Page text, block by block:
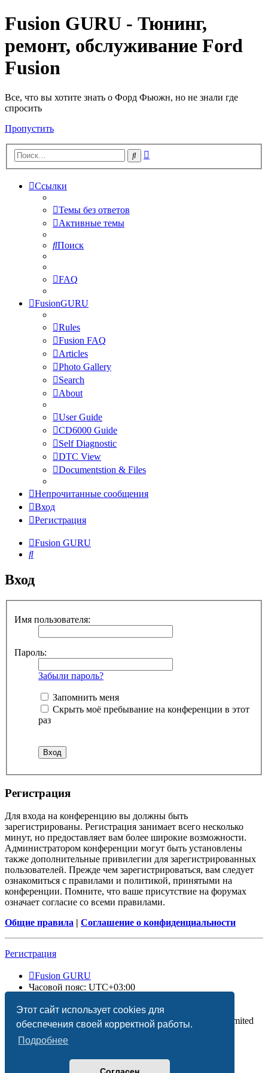
Этот сайт использует cookies для
обеспечения своей корректной работы.
Подробнее
Fusion GURU - Тюнинг,
ремонт, обслуживание Ford
Fusion
Все, что вы хотите знать о Форд Фьюжн, но не знали где
спросить
Пропустить
Поиск
Ссылки
Темы без ответов
Активные темы
Поиск
FAQ
FusionGURU
Rules
Fusion FAQ
Articles
Photo Gallery
Search
About
User Guide
CD6000 Guide
Self Diagnostic
DTC View
Documentstion & Files
Непрочитанные сообщения
Вход
Регистрация
Fusion GURU
Поиск
Вход
Имя пользователя:
Пароль:
Забыли пароль?
Запомнить меня
Скрыть моё пребывание на конференции в этот
раз
Регистрация
Для входа на конференцию вы должны быть
зарегистрированы. Регистрация занимает всего несколько
минут, но предоставляет вам более широкие возможности.
Администратором конференции могут быть установлены
также дополнительные привилегии для зарегистрированных
пользователей. Прежде чем зарегистрироваться, вам следует
ознакомиться с правилами и политикой, принятыми на
конференции. Помните, что ваше присутствие на форумах
означает согласие со всеми правилами.
Общие правила | Соглашение о конфиденциальности
Регистрация
Fusion GURU
Часовой пояс: UTC+03:00
Создано на основеphpBB® Forum Software © phpBB Limited